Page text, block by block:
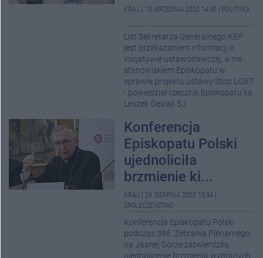
KRAJ 13 WRZEŚNIA 2020 14:40 POLITYKA
List Sekretarza Generalnego KEP
jest przekazaniem informacji o
inicjatywie ustawodawczej, a nie
stanowiskiem Episkopatu w
sprawie projektu ustawy Stop LGBT
- powiedział rzecznik Episkopatu ks.
Leszek Gęsiak SJ.
Konferencja
Episkopatu Polski
ujednoliciła
brzmienie ki...
KRAJ 29 SIERPNIA 2020 13:34
SPOŁECZEŃSTWO
Konferencja Episkopatu Polski
podczas 386. Zebrania Plenarnego
na Jasnej Górze zatwierdziła
ujednolicenie brzmienia wybranych